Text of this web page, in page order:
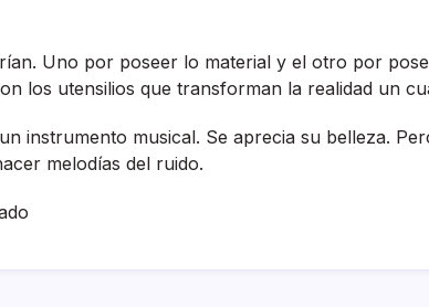
Uno por poseer lo material y el otro por
los utensilios que transforman la realidad un
instrumento musical. Se aprecia su belleza.
melodí­as del ruido.